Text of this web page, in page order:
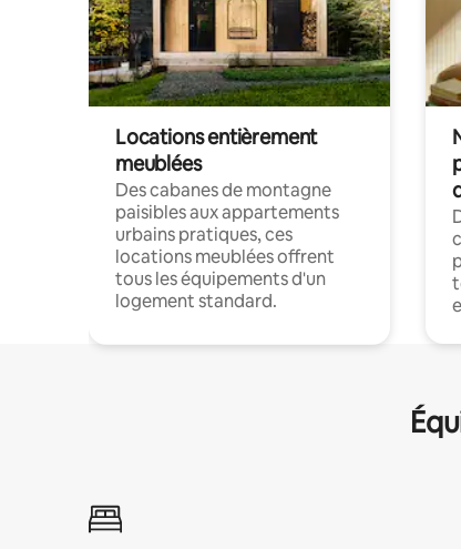
Locations entièrement
meublées
Des cabanes de montagne
paisibles aux appartements
urbains pratiques, ces
locations meublées offrent
tous les équipements d'un
logement standard.